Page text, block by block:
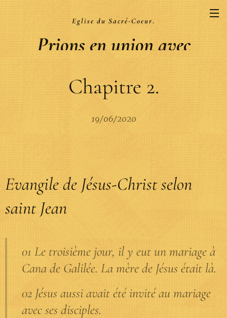
Eglise du Sacré-Coeur.
Prions en union avec
la Liturgie.
Chapitre 2.
19/06/2020
Evangile de Jésus-Christ selon
saint Jean
01 Le troisième jour, il y eut un mariage à
Cana de Galilée. La mère de Jésus était là.
02 Jésus aussi avait été invité au mariage
avec ses disciples.